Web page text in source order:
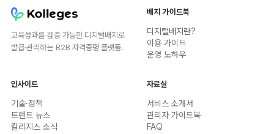
교육성과를 검증 가능한 디지털배지로
발급·관리하는 B2B 자격증명 플랫폼.
배지 가이드북
디지털배지란?
이용 가이드
운영 노하우
인사이트
기술·정책
트렌드 뉴스
칼리지스 소식
자료실
서비스 소개서
관리자 가이드북
FAQ